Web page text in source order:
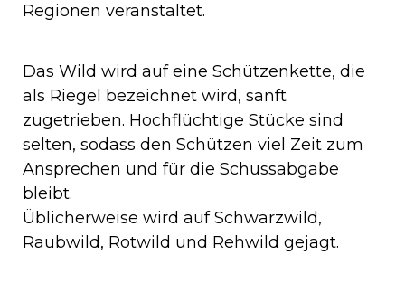
Regionen veranstaltet.
Das Wild wird auf eine Schützenkette, die
als Riegel bezeichnet wird, sanft
zugetrieben. Hochflüchtige Stücke sind
selten, sodass den Schützen viel Zeit zum
Ansprechen und für die Schussabgabe
bleibt.
Üblicherweise wird auf Schwarzwild,
Raubwild, Rotwild und Rehwild gejagt.